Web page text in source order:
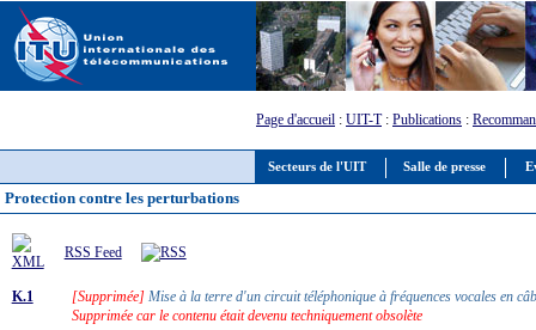
Secteurs de l'UIT Salle de presse
Page d'accueil : UIT-T: Publications :
Protection contre les perturbations
RSS Feed
K.1 [Supprimée] Mise à la terre d'un circuit téléphonique à fréquences vocales en
Supprimée car le contenu était devenu techniquement obsolète